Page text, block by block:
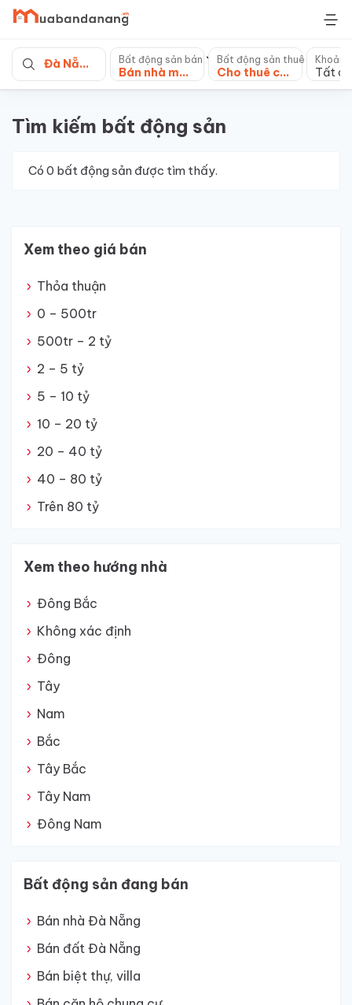
Skip
content
Đà Nẵng Bất động sản bán
Bán nhà mặt tiền
Bất động sản thuê
Cho thuê căn hộ chung cư Tất cả
Tìm kiếm bất động sản
Có 0 bất động sản được tìm thấy.
Xem theo giá bán
Thỏa thuận
0 – 500tr
500tr – 2 tỷ
2 – 5 tỷ
5 – 10 tỷ
10 – 20 tỷ
20 – 40 tỷ
40 – 80 tỷ
Trên 80 tỷ
Xem theo hướng nhà
Đông Bắc
Không xác định
Đông
Tây
Nam
Bắc
Tây Bắc
Tây Nam
Đông Nam
Bất động sản đang bán
Bán nhà Đà Nẵng
Bán đất Đà Nẵng
Bán biệt thự, villa